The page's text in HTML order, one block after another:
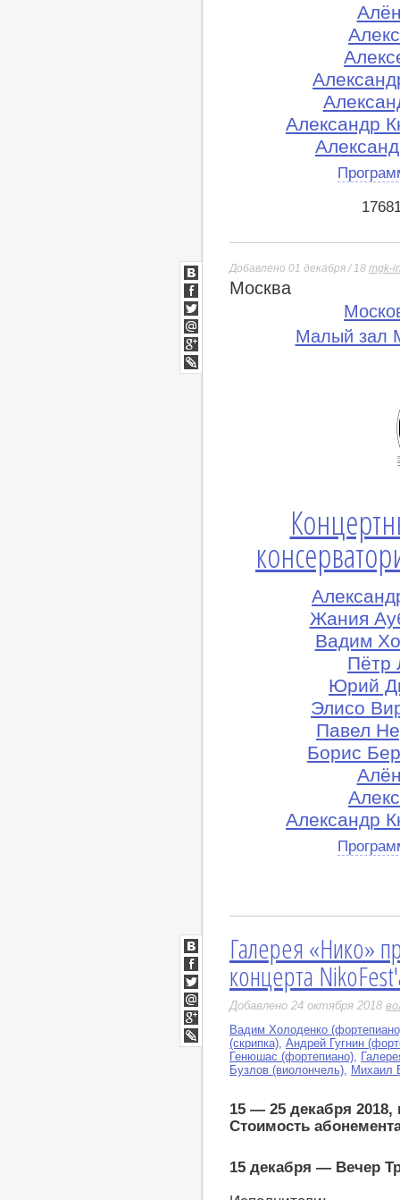
Александр
Добавлено 01 декабря / 18 mgk-
Москва
Малый зал
Жания
Вадим
Пётр
Юрий
Элисо
Павел
Борис
Александр
ВКонтакте
Facebook
Twitter
Мой
Мир
Google+
lj
Галерея «Нико»
концерта
Добавлено 24 октября 2018
Вадим Холоденко
(скрипка), Андрей Гугнин
Генюшас (фортепиано),
Бузлов (виолончель), Михаил
15 — 25 декабря 2018,
Стоимость
15 декабря — Вечер
ВКонтакте
Facebook
Twitter
Мой
Мир
Google+
LiveJournal